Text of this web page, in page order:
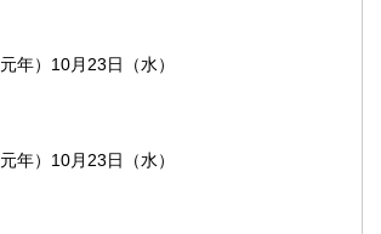
年）10月23日（水）
年）10月23日（水）